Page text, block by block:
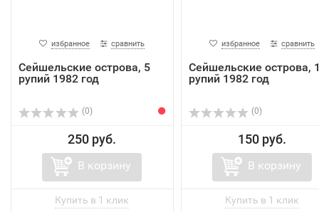
избранное сравнить
Сейшельские острова, 5
рупий 1982 год
(0)
250 руб.
В корзину
избранное сравнить
Сейшельские острова,
рупий 1982 год
(0)
150 руб.
В корзину